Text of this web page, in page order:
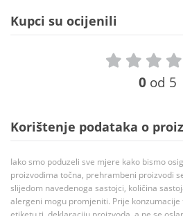
Kupci su ocijenili
0 od 5
Korištenje podataka o
Iako smo poduzeli sve mjere kako bismo
proizvodima točna, prehrambeni proizvodi
slijedom navedenoga sastojci, količina
alergeni mogu promjeniti. Prije